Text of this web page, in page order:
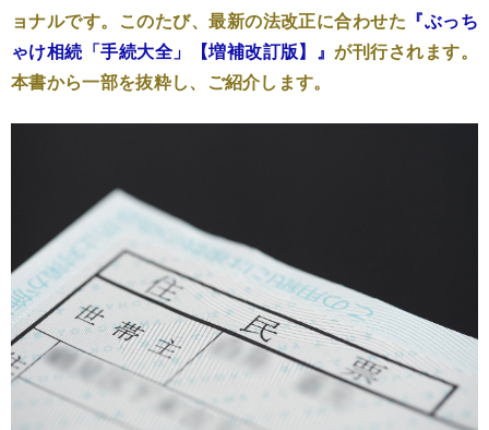
ョナルです。このたび、最新の法改正に合わせた 『ぶっち
ゃけ相続「手続大全」【増補改訂版】』が刊行されます。
本書から一部を抜粋し、ご紹介します。